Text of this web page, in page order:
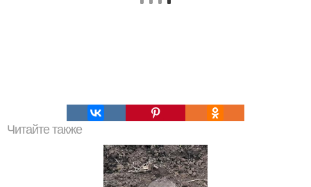
Читайте также